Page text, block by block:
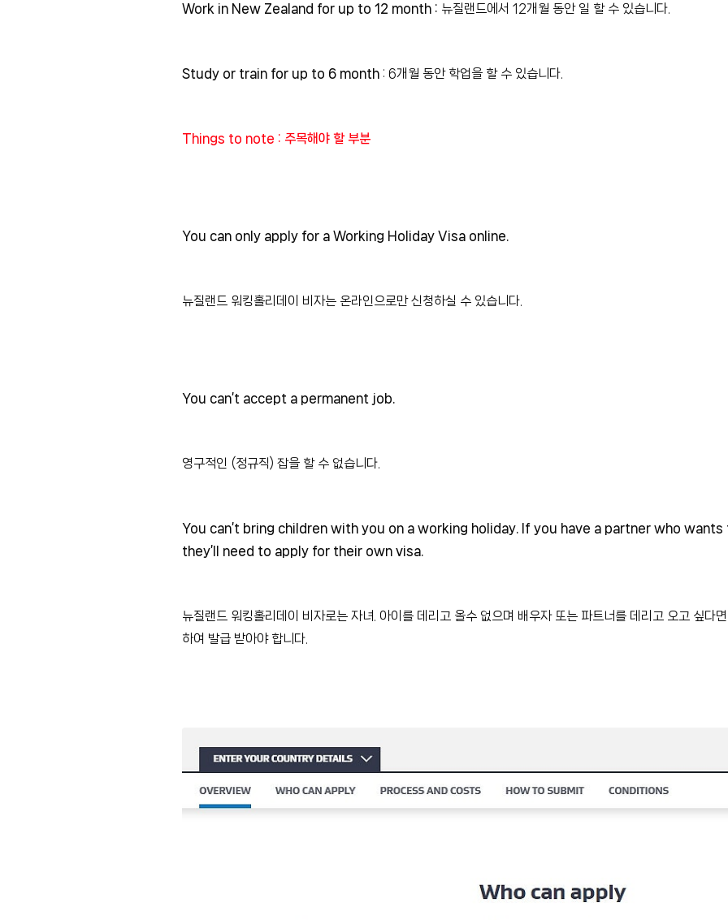
Work in New Zealand for up to 12 month : 뉴질랜드에서 12개월 동안 일 할 수 있습니다.
Study or train for up to 6 month : 6개월 동안 학업을 할 수 있습니다.
Things to note : 주목해야 할 부분
You can only apply for a Working Holiday Visa online.
뉴질랜드 워킹홀리데이 비자는 온라인으로만 신청하실 수 있습니다.
You can’t accept a permanent job.
영구적인 (정규직) 잡을 할 수 없습니다.
You can’t bring children with you on a working holiday. If you have a partner who
they’ll need to apply for their own visa.
뉴질랜드 워킹홀리데이 비자로는 자녀. 아이를 데리고 올수 없으며 배우자 또는 파트너를 데리고 오고 싶다
하여 발급 받아야 합니다.